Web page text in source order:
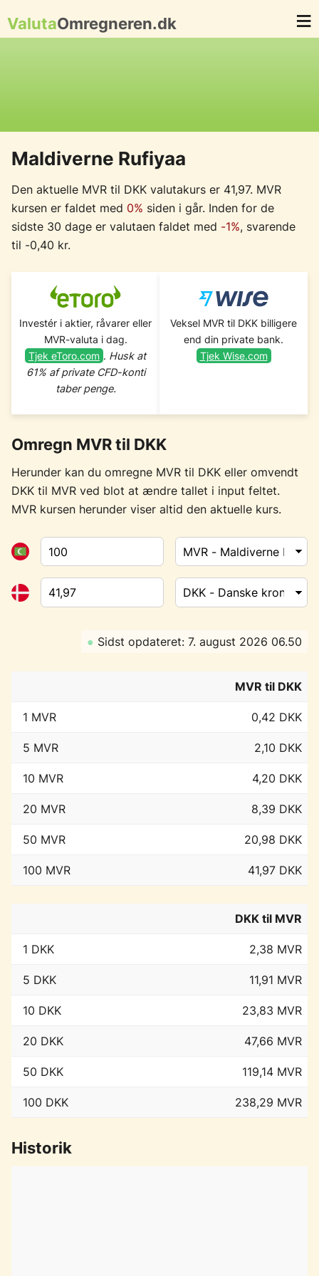
ValutaOmregneren.dk
Maldiverne Rufiyaa
Den aktuelle MVR til DKK valutakurs er 41,97. MVR
kursen er faldet med 0% siden i går. Inden for de
sidste 30 dage er valutaen faldet med -1%, svarende
til -0,40 kr.
Investér i aktier, råvarer eller
MVR-valuta i dag.
Tjek eToro.com . Husk at
61% af private CFD-konti
taber penge.
Veksel MVR til DKK billigere
end din private bank.
Tjek Wise.com
Omregn MVR til DKK
Herunder kan du omregne MVR til DKK eller omvendt
DKK til MVR ved blot at ændre tallet i input feltet.
MVR kursen herunder viser altid den aktuelle kurs.
● Sidst opdateret: 7. august 2026 06.50
MVR til DKK
1 MVR 0,42 DKK
5 MVR 2,10 DKK
10 MVR 4,20 DKK
20 MVR 8,39 DKK
50 MVR 20,98 DKK
100 MVR 41,97 DKK
DKK til MVR
1 DKK 2,38 MVR
5 DKK 11,91 MVR
10 DKK 23,83 MVR
20 DKK 47,66 MVR
50 DKK 119,14 MVR
100 DKK 238,29 MVR
Historik